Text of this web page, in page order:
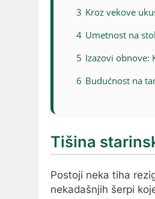
3 Kroz vekove
4 Umetnost na
5 Izazovi obnove:
6 Budućnost na
Tišina
Postoji neka tiha
nekadašnjih šerpi